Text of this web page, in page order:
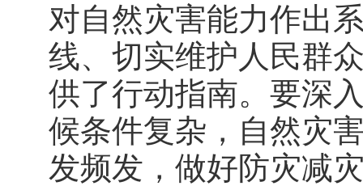
对自然灾害能力作出
线、切实维护人民群
供了行动指南。要深
候条件复杂，自然灾
发频发，做好防灾减